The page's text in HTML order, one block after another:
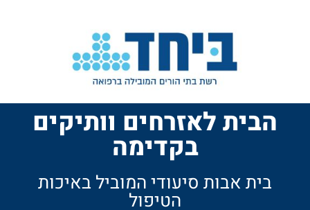
הבית לאזרחים וותיקים
בקדימה
בית אבות סיעודי המוביל באיכות
הטיפול​